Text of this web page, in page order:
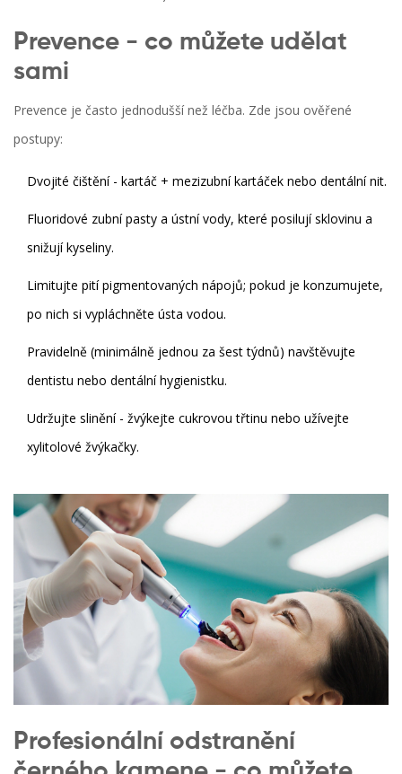
Prevence - co můžete udělat
sami
Prevence je často jednodušší než léčba. Zde jsou ověřené
postupy:
Dvojité čištění - kartáč + mezizubní kartáček nebo dentální nit.
Fluoridové zubní pasty a ústní vody, které posilují sklovinu a
snižují kyseliny.
Limitujte pití pigmentovaných nápojů; pokud je konzumujete,
po nich si vypláchněte ústa vodou.
Pravidelně (minimálně jednou za šest týdnů) navštěvujte
dentistu nebo dentální hygienistku.
Udržujte slinění - žvýkejte cukrovou třtinu nebo užívejte
xylitolové žvýkačky.
Profesionální odstranění